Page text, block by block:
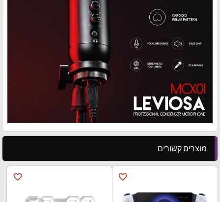
מוצרים קשורים
favorite_border
favorite_border